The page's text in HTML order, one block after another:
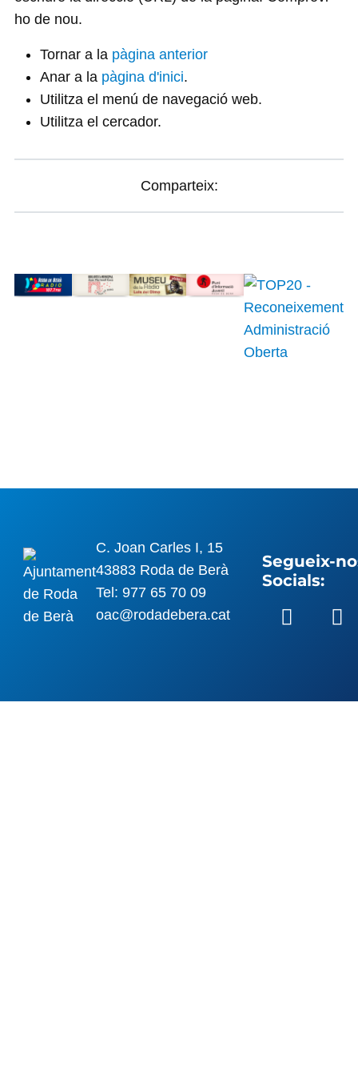
ho de nou.
Tornar a la pàgina anterior
Anar a la pàgina d'inici.
Utilitza el menú de navegació web.
Utilitza el cercador.
Comparteix:
C. Joan Carles I, 15
43883 Roda de Berà
Tel: 977 65 70 09
oac@rodadebera.cat
Segueix-
Socials: